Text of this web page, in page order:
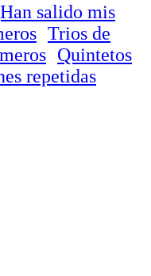
salido mis
Trios de
Quintetos
repetidas